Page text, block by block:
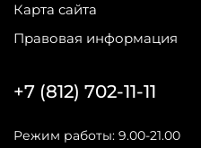
Карта сайта
Правовая информация
+7 (812) 702-11-11
Режим работы: 9.00-21.00